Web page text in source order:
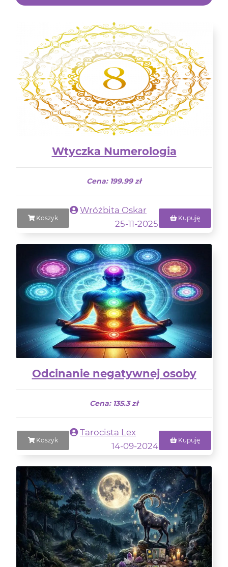
Wtyczka Numerologia
Cena: 199.99 zł
Koszyk Kupuję
Wróżbita Oskar
25-11-2025
Odcinanie negatywnej osoby
Cena: 135.3 zł
Koszyk Kupuję
Tarocista Lex
14-09-2024